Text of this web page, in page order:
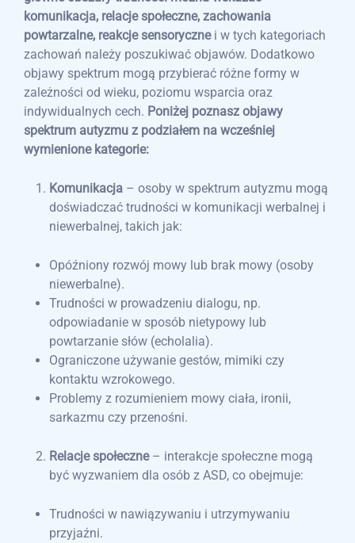
komunikacja, relacje społeczne, zachowania
powtarzalne, reakcje sensorycznei w tych kategoriach
zachowań należy poszukiwać objawów. Dodatkowo
objawy spektrum mogą przybierać różne formy w
zależności od wieku, poziomu wsparcia oraz
indywidualnych cech. Poniżej poznasz objawy
spektrum autyzmu z podziałem na wcześniej
wymienione kategorie:
Komunikacja – osoby w spektrum autyzmu mogą
doświadczać trudności w komunikacji werbalnej i
niewerbalnej, takich jak:
Opóźniony rozwój mowy lub brak mowy (osoby
niewerbalne).
Trudności w prowadzeniu dialogu, np.
odpowiadanie w sposób nietypowy lub
powtarzanie słów (echolalia).
Ograniczone używanie gestów, mimiki czy
kontaktu wzrokowego.
Problemy z rozumieniem mowy ciała, ironii,
sarkazmu czy przenośni.
Relacje społeczne– interakcje społeczne mogą
być wyzwaniem dla osób z ASD, co obejmuje:
Trudności w nawiązywaniu i utrzymywaniu
przyjaźni.